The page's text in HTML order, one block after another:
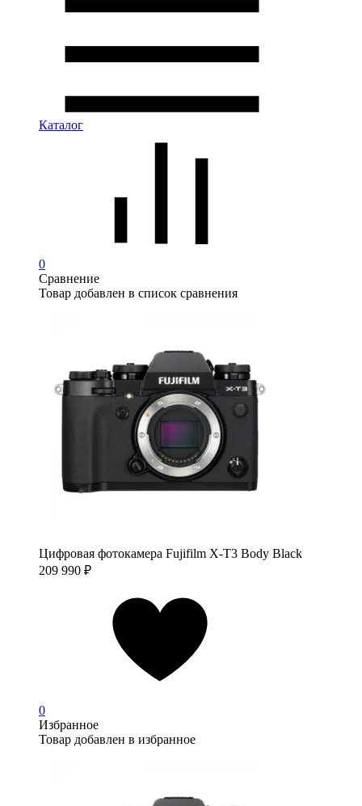
Каталог
0
Сравнение
Товар добавлен в список сравнения
Цифровая фотокамера Fujifilm X-T3 Body Black
209 990 ₽
0
Избранное
Товар добавлен в избранное